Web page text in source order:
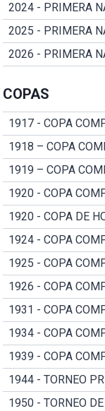
2024 - PRIMERA
2025 - PRIMERA
2026 - PRIMERA
COPAS
1917 - COPA
1918 – COPA
1919 – COPA
1920 - COPA
1920 - COPA DE
1924 - COPA
1925 - COPA
1926 - COPA
1931 - COPA
1934 - COPA
1939 - COPA
1944 - TORNEO
1950 - TORNEO